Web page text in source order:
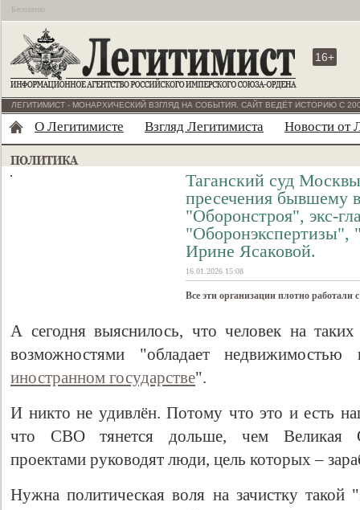
Бесплатно
16+
ЛЕГИТИМИСТ - МОНАРХИЧЕСКИЙ ВЗГЛЯД НА СОБЫТИЯ. САЙТ ВЕДЁТ ИСТОРИЮ С
О Легитимисте Взгляд Легитимиста Новости от
Таганский суд
пресечения бывшему
"Оборонстроя", экс-
"Оборонэкспертизы",
Ирине Ясаковой.
16.01.2026 15:08
Все эти организации плотно
А сегодня выяснилось, что человек на
возможностями "обладает
иностранном государстве".
И никто не удивлён. Потому что это и есть
что СВО тянется дольше, чем Великая
проектами руководят люди, цель которых –
Нужна политическая воля на зачистку